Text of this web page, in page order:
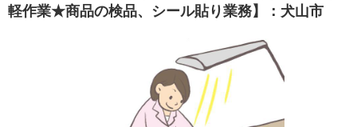
軽作業★商品の検品、シール貼り業務】：犬山市